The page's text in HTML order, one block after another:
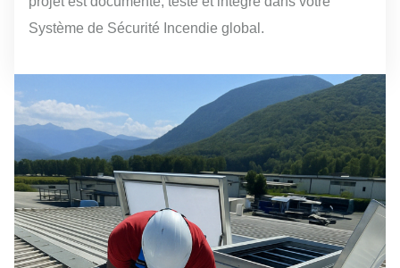
Système de Sécurité Incendie global.